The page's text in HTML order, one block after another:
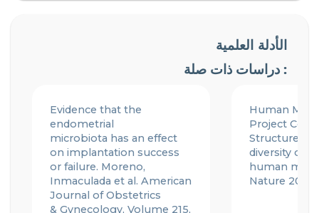
الأدلة العلمية
دراسات ذات صلة :
Evidence that the
endometrial
microbiota has an effect
on implantation success
or failure. Moreno,
Inmaculada et al. American
Journal of Obstetrics
& Gynecology, Volume 215,
Human
Project
Structure,
diversity of
human
Nature 2012;